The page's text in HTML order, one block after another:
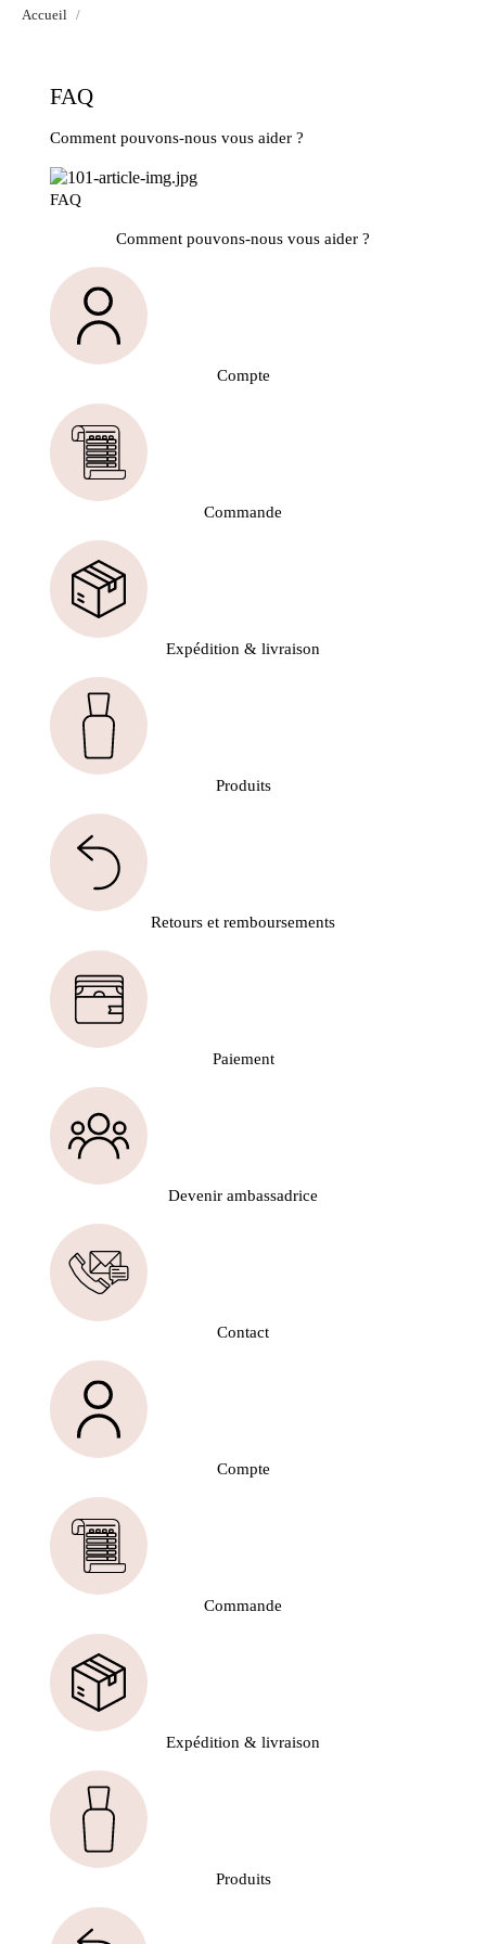
Accueil
FAQ
Comment pouvons-nous vous aider ?
FAQ
Comment pouvons-nous vous aider ?
Compte
Commande
Expédition & livraison
Produits
Retours et remboursements
Paiement
Devenir ambassadrice
Contact
Compte
Commande
Expédition & livraison
Produits